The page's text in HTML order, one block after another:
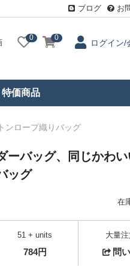
ブログ お
0 0
ログイン/
特価商品
ンロープ織りバッグ
ーバッグ、同じかわ
ッグ
在
51 + units
784円
大量
問